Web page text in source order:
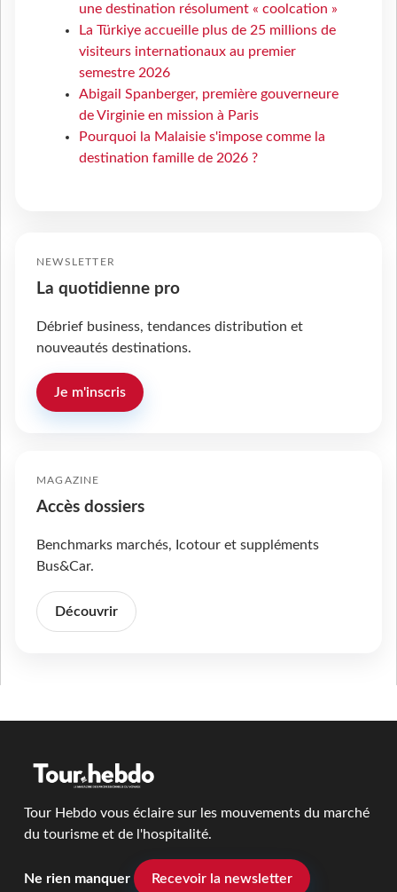
une destination résolument « coolcation »
La Türkiye accueille plus de 25 millions de
visiteurs internationaux au premier
semestre 2026
Abigail Spanberger, première gouverneure
de Virginie en mission à Paris
Pourquoi la Malaisie s'impose comme la
destination famille de 2026 ?
NEWSLETTER
La quotidienne pro
Débrief business, tendances distribution et
nouveautés destinations.
Je m'inscris
MAGAZINE
Accès dossiers
Benchmarks marchés, Icotour et suppléments
Bus&Car.
Découvrir
Tour Hebdo vous éclaire sur les mouvements du marché
du tourisme et de l'hospitalité.
Ne rien manquer Recevoir la newsletter